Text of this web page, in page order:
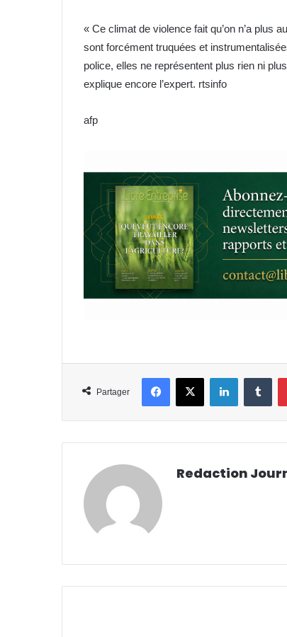
« Ce climat de violence fait qu’on n’a plus
sont forcément truquées et
police, elles ne représentent plus rien ni
explique encore l’expert. rtsinfo
afp
Partager
Facebook
X Linkedin
Redaction